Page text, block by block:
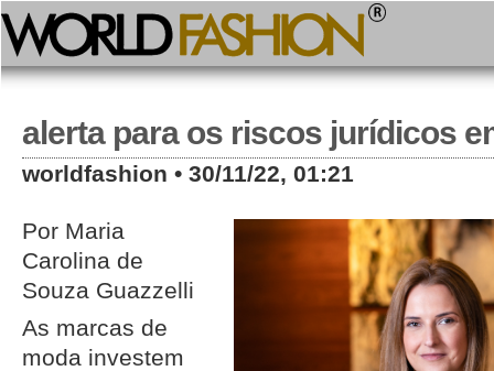
alerta para os riscos jurídicos
worldfashion • 30/11/22, 01:21
Por Maria
Carolina de
Souza Guazzelli
As marcas de
moda investem